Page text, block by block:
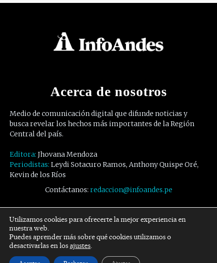
Acerca de nosotros
Medio de comunicación digital que difunde noticias y
busca revelar los hechos más importantes de la Región
Central del país.
Editora: Jhovana Mendoza
Periodistas: Leydi Sotacuro Ramos, Anthony Quispe Oré,
Kevin de los Ríos
Contáctanos: redaccion@infoandes.pe
Síguenos
Facebook Twitter Youtube
Utilizamos cookies para ofrecerte la mejor experiencia en
nuestra web.
Puedes aprender más sobre qué cookies utilizamos o
desactivarlas en losajustes.